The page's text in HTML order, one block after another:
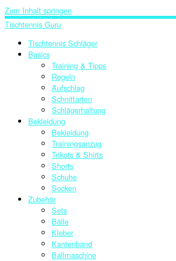
Zum Inhalt springen
Tischtennis Guru
Tischtennis Schläger
Basics
Training & Tipps
Regeln
Aufschlag
Schnittarten
Schlägerhaltung
Bekleidung
Bekleidung
Trainingsanzug
Trikots & Shirts
Shorts
Schuhe
Socken
Zubehör
Sets
Bälle
Kleber
Kantenband
Ballmaschine